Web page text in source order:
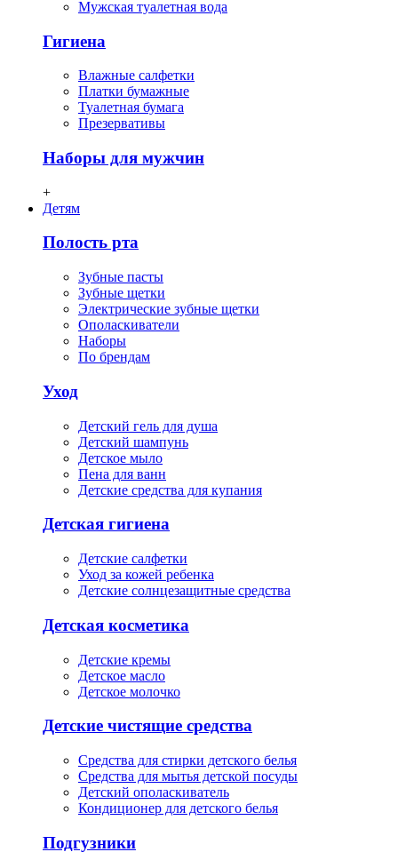
Мужская туалетная вода
Гигиена
Влажные салфетки
Платки бумажные
Туалетная бумага
Презервативы
Наборы для мужчин
+
Детям
Полость рта
Зубные пасты
Зубные щетки
Электрические зубные щетки
Ополаскиватели
Наборы
По брендам
Уход
Детский гель для душа
Детский шампунь
Детское мыло
Пена для ванн
Детские средства для купания
Детская гигиена
Детские салфетки
Уход за кожей ребенка
Детские солнцезащитные средства
Детская косметика
Детские кремы
Детское масло
Детское молочко
Детские чистящие средства
Средства для стирки детского белья
Средства для мытья детской посуды
Детский ополаскиватель
Кондиционер для детского белья
Подгузники